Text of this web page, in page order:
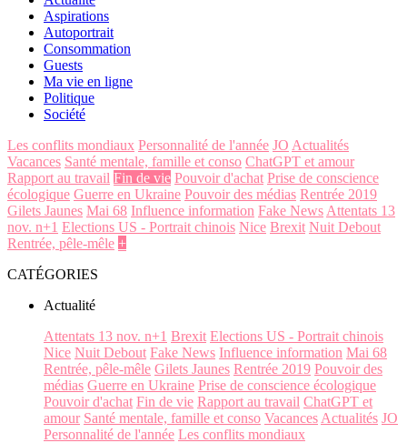
Aspirations
Autoportrait
Consommation
Guests
Ma vie en ligne
Politique
Société
Les conflits mondiaux Personnalité de l'année JO Actualités
Vacances Santé mentale, famille et conso ChatGPT et amour
Rapport au travail Fin de vie Pouvoir d'achat Prise de conscience
écologique Guerre en Ukraine Pouvoir des médias Rentrée 2019
Gilets Jaunes Mai 68 Influence information Fake News Attentats 13
nov. n+1 Elections US - Portrait chinois Nice Brexit Nuit Debout
Rentrée, pêle-mêle +
CATÉGORIES
Actualité
Attentats 13 nov. n+1 Brexit Elections US - Portrait chinois
Nice Nuit Debout Fake News Influence information Mai 68
Rentrée, pêle-mêle Gilets Jaunes Rentrée 2019 Pouvoir des
médias Guerre en Ukraine Prise de conscience écologique
Pouvoir d'achat Fin de vie Rapport au travail ChatGPT et
amour Santé mentale, famille et conso Vacances Actualités JO
Personnalité de l'année Les conflits mondiaux